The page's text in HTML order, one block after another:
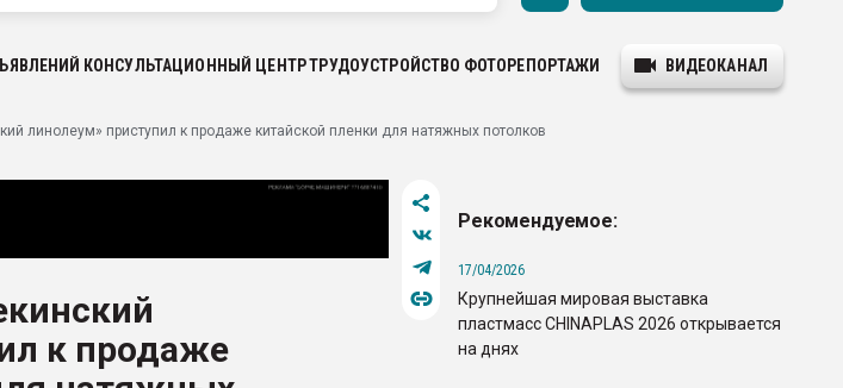
КОНСУЛЬТАЦИОННЫЙ ЦЕНТРТРУДОУСТРОЙСТВО ФОТОРЕПОРТАЖИ ВИДЕОКАНАЛ
линолеум» приступил к продаже китайской пленки для натяжных потолков
к продаже
Рекомендуемое:
17/04/2026
Крупнейшая мировая выставка
пластмасс CHINAPLAS 2026 открывается
на днях